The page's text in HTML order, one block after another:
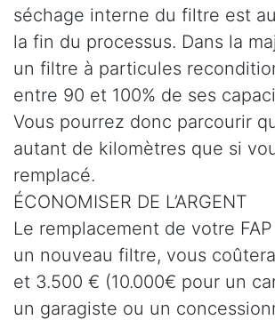
séchage interne du filtre est
la fin du processus. Dans la
un filtre à particules
entre 90 et 100% de ses
Vous pourrez donc parcourir
autant de kilomètres que si
remplacé.
ÉCONOMISER DE L’ARGENT
Le remplacement de votre
un nouveau filtre, vous
et 3.500 € (10.000€ pour un
un garagiste ou un